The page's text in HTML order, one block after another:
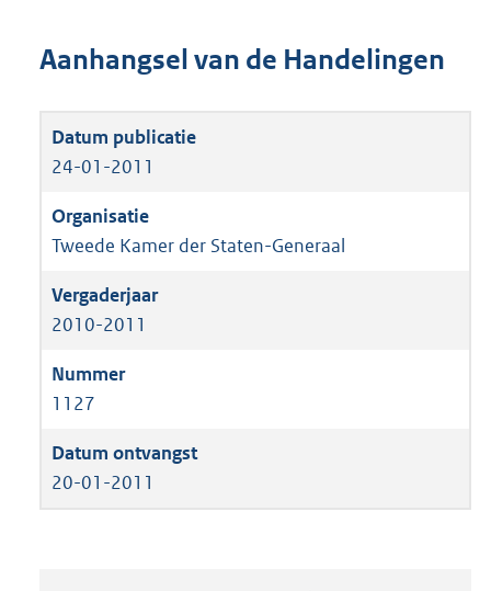
Aanhangsel van de Handelingen
24-01-2011
Tweede Kamer der Staten-Generaal
2010-2011
1127
20-01-2011